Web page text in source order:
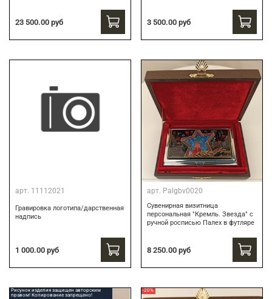
23 500.00 руб 3 500.00 руб
арт. 11112021
Гравировка логотипа/дарственная
надпись
1 000.00 руб
арт. Palgbv0020
Сувенирная визитница
персональная "Кремль. Звезда" с
ручной росписью Палех в футляре
8 250.00 руб
Рисунок изделия защищен авторским
правом! Копирование запрещено!
-20%